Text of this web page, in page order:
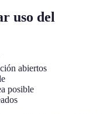
uso del
abiertos
posible